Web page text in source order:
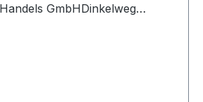
GmbHDinkelweg